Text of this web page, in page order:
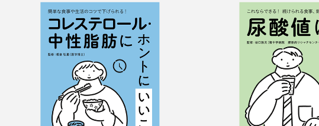
コレステロール・中
性脂肪にホントにい
いこと帳
尿酸値にホ
いこと帳